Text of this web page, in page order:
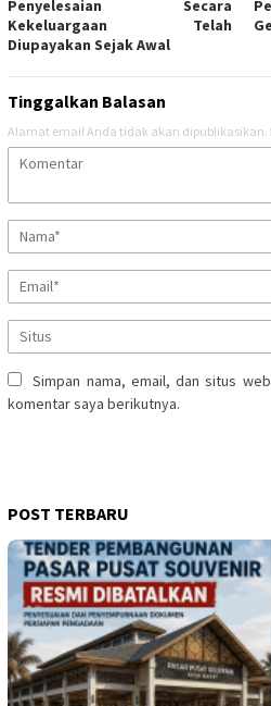
Penyelesaian Secara
Kekeluargaan Telah
Diupayakan Sejak Awal
Tinggalkan Balasan
Alamat email Anda tidak akan dipublikasikan.
Simpan nama, email, dan situs
komentar saya berikutnya.
POST TERBARU